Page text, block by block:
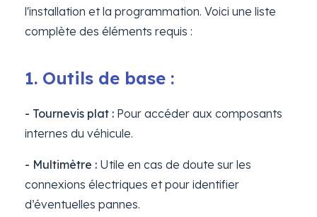
l'installation et la programmation. Voici une liste
complète des éléments requis :
1. Outils de base :
- Tournevis plat : Pour accéder aux composants
internes du véhicule.
- Multimètre : Utile en cas de doute sur les
connexions électriques et pour identifier
d’éventuelles pannes.